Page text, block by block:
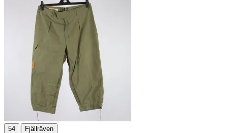
54 | Fjällräven